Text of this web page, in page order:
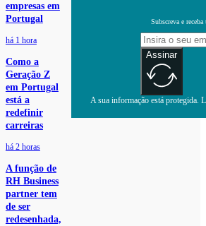
empresas em
Portugal
há 1 hora
Como a
Geração Z
em Portugal
está a
redefinir
carreiras
há 2 horas
A função de
RH Business
partner tem
de ser
redesenhada,
Subscreva e
Assinar
A sua informação está protegida.